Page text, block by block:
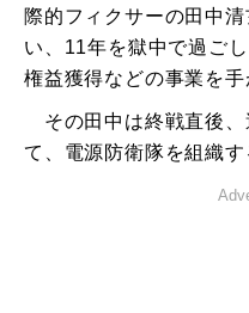
際的フィクサーの田中
い、11年を獄中で過ご
権益獲得などの事業を手
その田中は終戦直後、
て、電源防衛隊を組織す